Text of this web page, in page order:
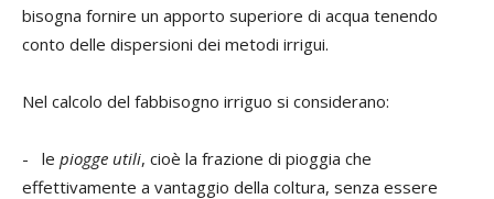
bisogna fornire un apporto superiore di acqua tenendo
conto delle dispersioni dei metodi irrigui.
Nel calcolo del fabbisogno irriguo si considerano:
- le piogge utili, cioè la frazione di pioggia che
effettivamente a vantaggio della coltura, senza essere